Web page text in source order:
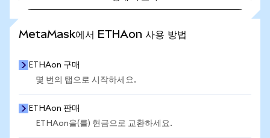
MetaMask에서 ETHAon 사용 방법
ETHAon 구매
몇 번의 탭으로 시작하세요.
ETHAon 판매
ETHAon을(를) 현금으로 교환하세요.